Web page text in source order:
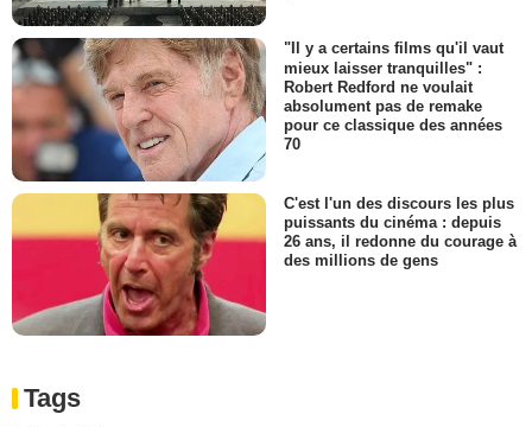
"Il y a certains films qu'il vaut
mieux laisser tranquilles" :
Robert Redford ne voulait
absolument pas de remake
pour ce classique des années
70
C'est l'un des discours les plus
puissants du cinéma : depuis
26 ans, il redonne du courage à
des millions de gens
Tags